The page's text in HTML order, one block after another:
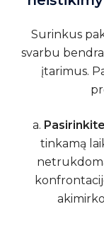
Surinkus
svarbu
įtarimus.
a.
tinkamą